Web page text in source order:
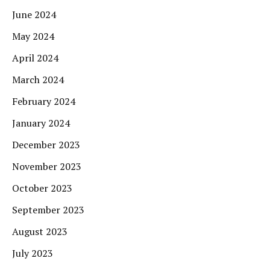
June 2024
May 2024
April 2024
March 2024
February 2024
January 2024
December 2023
November 2023
October 2023
September 2023
August 2023
July 2023